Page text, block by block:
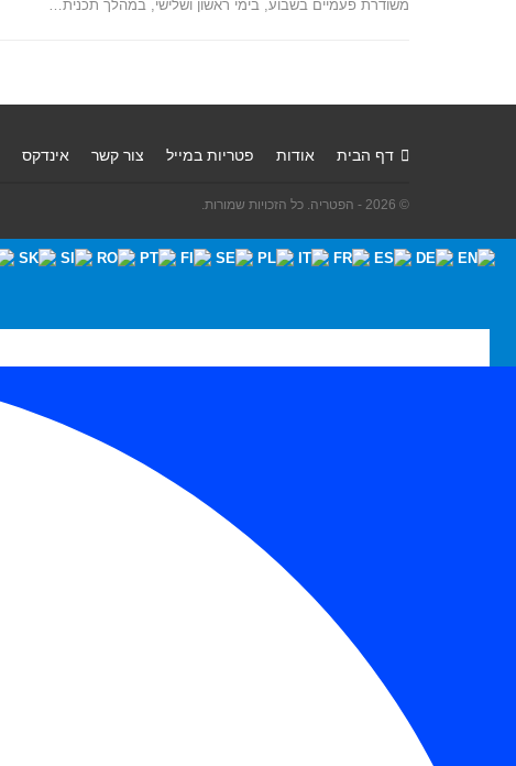
משודרת פעמיים בשבוע, בימי ראשון ושלישי, במהלך תכנית…
דף הבית אודות פטריות במייל צור קשר אינדקס
© 2026 - הפטריה. כל הזכויות שמורות.